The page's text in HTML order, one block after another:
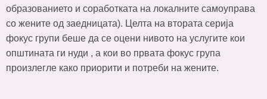
образованието и соработката на локалните самоуправа
со жените од заедницата). Целта на втората серија
фокус групи беше да се оцени нивото на услугите кои
општината ги нуди , а кои во првата фокус група
произлегле како приорити и потреби на жените.